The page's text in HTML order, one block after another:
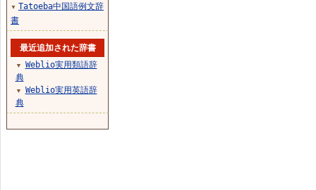
▼ Tatoeba中国語例文辞
書
最近追加された辞書
▼
Weblio実用類語辞
典
▼
Weblio実用英語辞
典